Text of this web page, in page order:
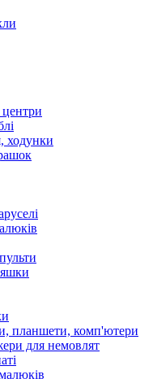
центри
ходунки
планшети, комп'ютери
для немовлят